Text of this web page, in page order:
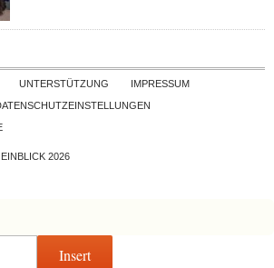
Skip to content
UNTERSTÜTZUNG
IMPRESSUM
2026
Insert